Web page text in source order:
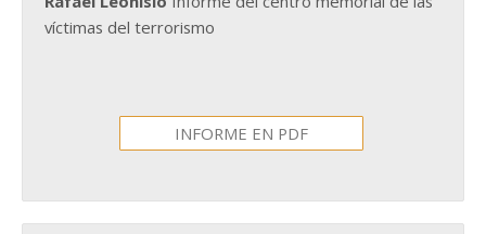
víctimas del terrorismo
INFORME EN PDF